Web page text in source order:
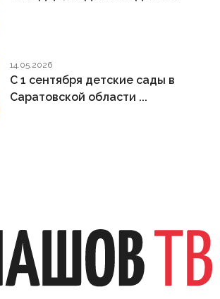
14.05.2026
С 1 сентября детские сады в
Саратовской области ...